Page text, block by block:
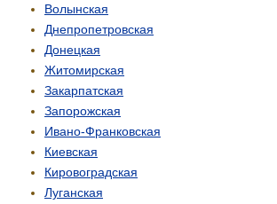
Волынская
Днепропетровская
Донецкая
Житомирская
Закарпатская
Запорожская
Ивано-Франковская
Киевская
Кировоградская
Луганская